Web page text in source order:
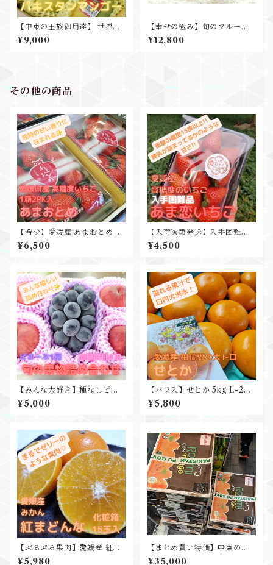
【中東の王族御用達】 世界一
甘くて美味しい パキスタンマ
ンゴー1箱5㎏12-18玉入 糖度2
¥9,000
【幸せの極み】旬のフルーツ
オールスターセット お中元 贈
答用 ギフト プレゼント
¥12,800
その他の商品
【希少】愛媛産 あまおとめ 2p
k入 寒締め栽培 高糖度いちご
¥6,500
【入荷次第発送】入手困難品
愛媛産 あま恋いちご 1pk入 糖
度19度計測 ギフト プレゼント
¥4,500
【みんな大好き】種なしピオ
ーネ&高糖度桃 詰合せセット
お中元 残暑見舞い ギフトプレ
¥5,000
【バラ入】せとか 5kg L-2L
約20入 家庭用に
¥5,800
【ぷるぷる果肉】愛媛産 紅ま
どんな 化粧箱3kg15-16玉入
¥5,980
【まとめ買い特価】中東の王
室御用達 世界一甘くて美味し
¥35,000